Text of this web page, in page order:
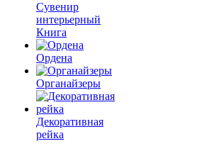
Сувенир
интерьерный
Книга
Ордена
Органайзеры
Декоративная
рейка